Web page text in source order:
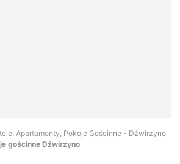
Apartamenty, Pokoje Gościnne - Dźwirzyno
gościnne Dźwirzyno